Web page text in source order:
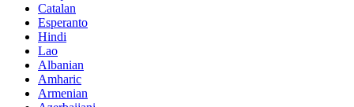
Catalan
Esperanto
Hindi
Lao
Albanian
Amharic
Armenian